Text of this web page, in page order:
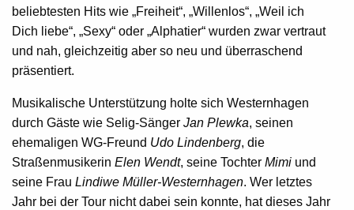
beliebtesten Hits wie „Freiheit“, „Willenlos“, „Weil ich
Dich liebe“, „Sexy“ oder „Alphatier“ wurden zwar vertraut
und nah, gleichzeitig aber so neu und überraschend
präsentiert.
Musikalische Unterstützung holte sich Westernhagen
durch Gäste wie Selig-Sänger Jan Plewka, seinen
ehemaligen WG-Freund Udo Lindenberg, die
Straßenmusikerin Elen Wendt, seine Tochter Mimi und
seine Frau Lindiwe Müller-Westernhagen. Wer letztes
Jahr bei der Tour nicht dabei sein konnte, hat dieses Jahr